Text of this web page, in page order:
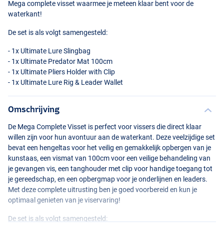
Mega complete visset waarmee je meteen klaar bent voor de
waterkant!
De set is als volgt samengesteld:
- 1x Ultimate Lure Slingbag
- 1x Ultimate Predator Mat 100cm
- 1x Ultimate Pliers Holder with Clip
- 1x Ultimate Lure Rig & Leader Wallet
Omschrijving
De Mega Complete Visset is perfect voor vissers die direct klaar
willen zijn voor hun avontuur aan de waterkant. Deze veelzijdige set
bevat een hengeltas voor het veilig en gemakkelijk opbergen van je
kunstaas, een vismat van 100cm voor een veilige behandeling van
je gevangen vis, een tanghouder met clip voor handige toegang tot
je gereedschap, en een opbergmap voor je onderlijnen en leaders.
Met deze complete uitrusting ben je goed voorbereid en kun je
optimaal genieten van je viservaring!
De set is als volgt samengesteld: